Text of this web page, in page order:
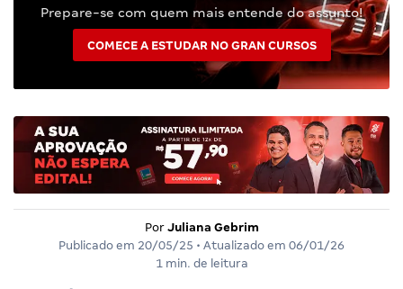
Prepare-se com quem mais entende do assunto!
COMECE A ESTUDAR NO GRAN CURSOS
Por Juliana Gebrim
Publicado em 20/05/25 • Atualizado em 06/01/26
1 min. de leitura